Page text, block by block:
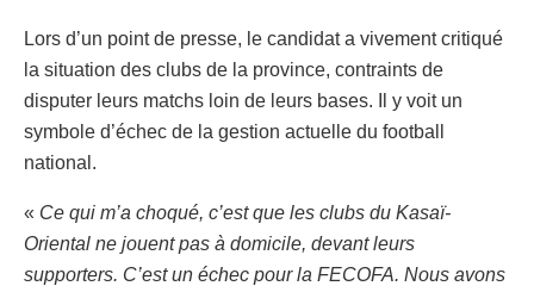
Lors d’un point de presse, le candidat a vivement critiqué
la situation des clubs de la province, contraints de
disputer leurs matchs loin de leurs bases. Il y voit un
symbole d’échec de la gestion actuelle du football
national.
« Ce qui m’a choqué, c’est que les clubs du Kasaï-
Oriental ne jouent pas à domicile, devant leurs
supporters. C’est un échec pour la FECOFA. Nous avons